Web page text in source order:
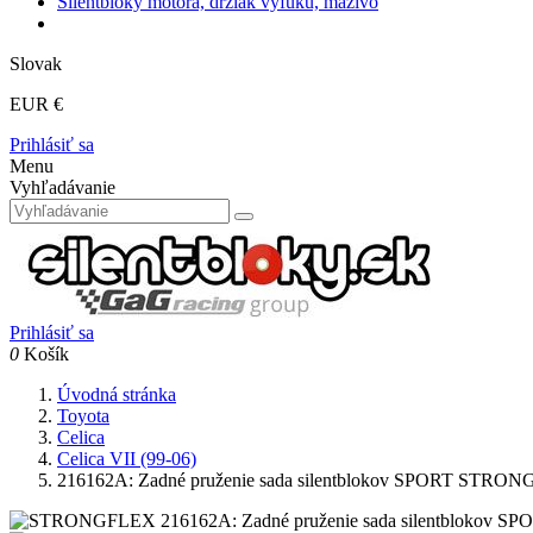
Slovak
EUR €
Prihlásiť sa
Menu
Vyhľadávanie
Prihlásiť sa
0 Košík
Úvodná stránka
Toyota
Celica
Celica VII (99-06)
216162A: Zadné pruženie sada silentblokov SPORT